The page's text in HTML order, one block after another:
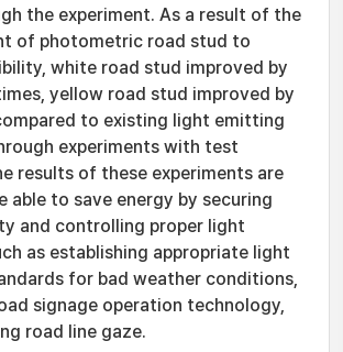
the experiment. As a result of the
of photometric road stud to
white road stud improved by
yellow road stud improved by
to existing light emitting
experiments with test
results of these experiments are
able to save energy by securing
and controlling proper light
as establishing appropriate light
for bad weather conditions,
signage operation technology,
road line gaze.